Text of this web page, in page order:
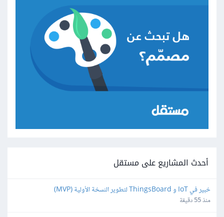
أحدث المشاريع على مستقل
خبير في IoT و ThingsBoard لتطوير النسخة الأولية (MVP)
منذ 55 دقيقة